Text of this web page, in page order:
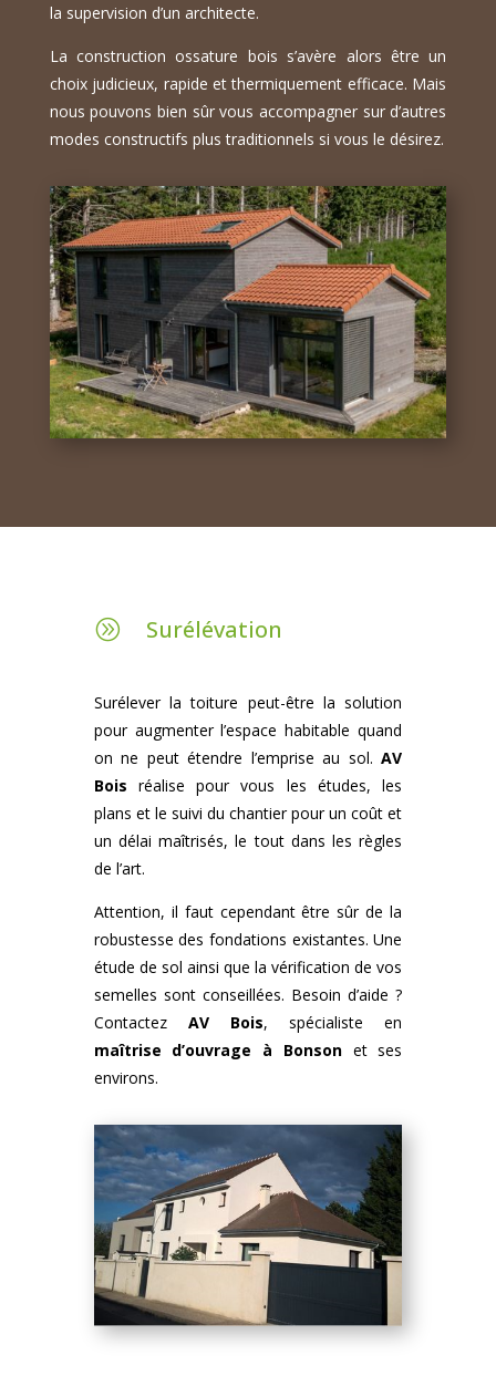
la supervision d’un architecte.
La construction ossature bois s’avère alors être un
choix judicieux, rapide et thermiquement efficace. Mais
nous pouvons bien sûr vous accompagner sur d’autres
modes constructifs plus traditionnels si vous le désirez.
A Surélévation
Surélever la toiture peut-être la solution
pour augmenter l’espace habitable quand
on ne peut étendre l’emprise au sol.AV
Bois réalise pour vous les études, les
plans et le suivi du chantier pour un coût et
un délai maîtrisés, le tout dans les règles
de l’art.
Attention, il faut cependant être sûr de la
robustesse des fondations existantes. Une
étude de sol ainsi que la vérification de vos
semelles sont conseillées. Besoin d’aide ?
Contactez AV Bois, spécialiste en
maîtrise d’ouvrage à Bonsonet ses
environs.